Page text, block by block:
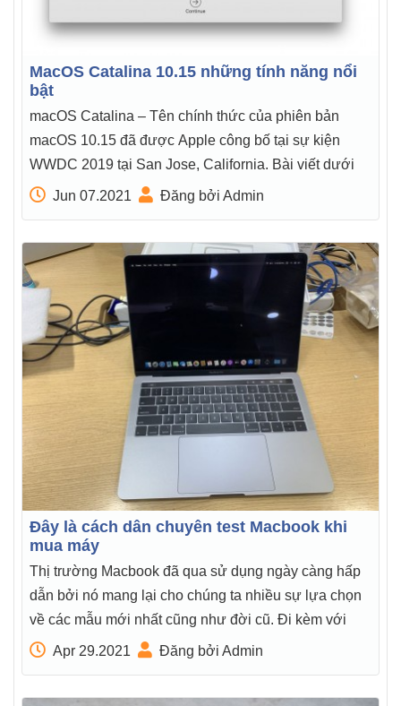
MacOS Catalina 10.15 những tính năng nổi
bật
macOS Catalina – Tên chính thức của phiên bản
macOS 10.15 đã được Apple công bố tại sự kiện
WWDC 2019 tại San Jose, California. Bài viết dưới
Jun 07.2021 Đăng bởi Admin
Đây là cách dân chuyên test Macbook khi
mua máy
Thị trường Macbook đã qua sử dụng ngày càng hấp
dẫn bởi nó mang lại cho chúng ta nhiều sự lựa chọn
về các mẫu mới nhất cũng như đời cũ. Đi kèm với
Apr 29.2021 Đăng bởi Admin